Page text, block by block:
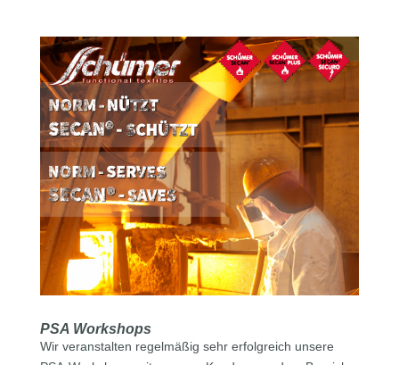
PSA Workshops
Wir veranstalten regelmäßig sehr erfolgreich unsere